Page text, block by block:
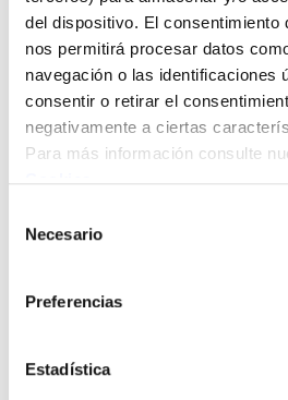
del dispositivo. El consentimiento
nos permitirá procesar datos
navegación o las identificaciones
consentir o retirar el
negativamente a ciertas
Para más información consulte
Necesario
Preferencias
Estadística
Bomba sumergible aguas